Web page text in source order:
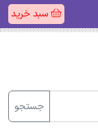
سبد خرید
جستجو